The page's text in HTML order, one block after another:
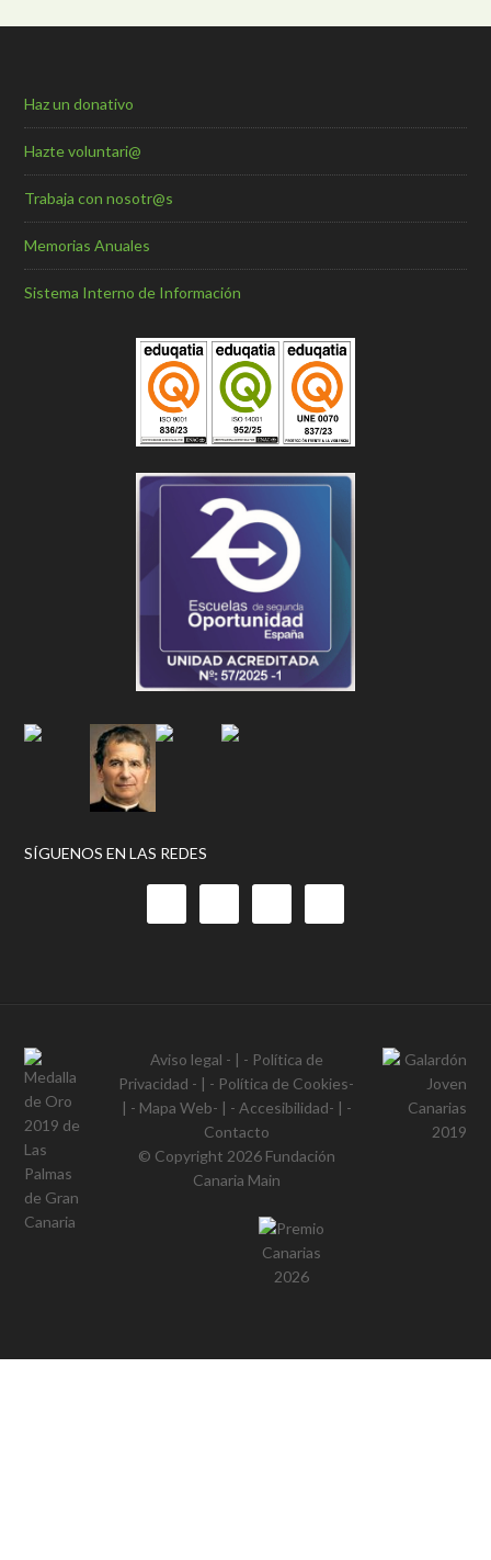
Haz un donativo
Hazte voluntari@
Trabaja con nosotr@s
Memorias Anuales
Sistema Interno de Información
SÍGUENOS EN LAS REDES
Aviso legal - | - Política de
Privacidad - | - Política de Cookies-
| - Mapa Web- | - Accesibilidad- | -
Contacto
© Copyright 2026 Fundación
Canaria Main